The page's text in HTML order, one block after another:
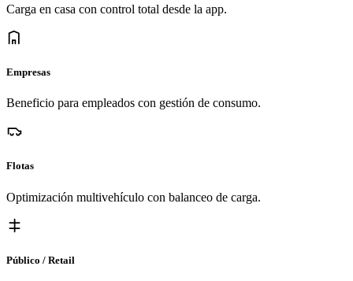
Carga en casa con control total desde la app.
Empresas
Beneficio para empleados con gestión de consumo.
Flotas
Optimización multivehículo con balanceo de carga.
Público / Retail